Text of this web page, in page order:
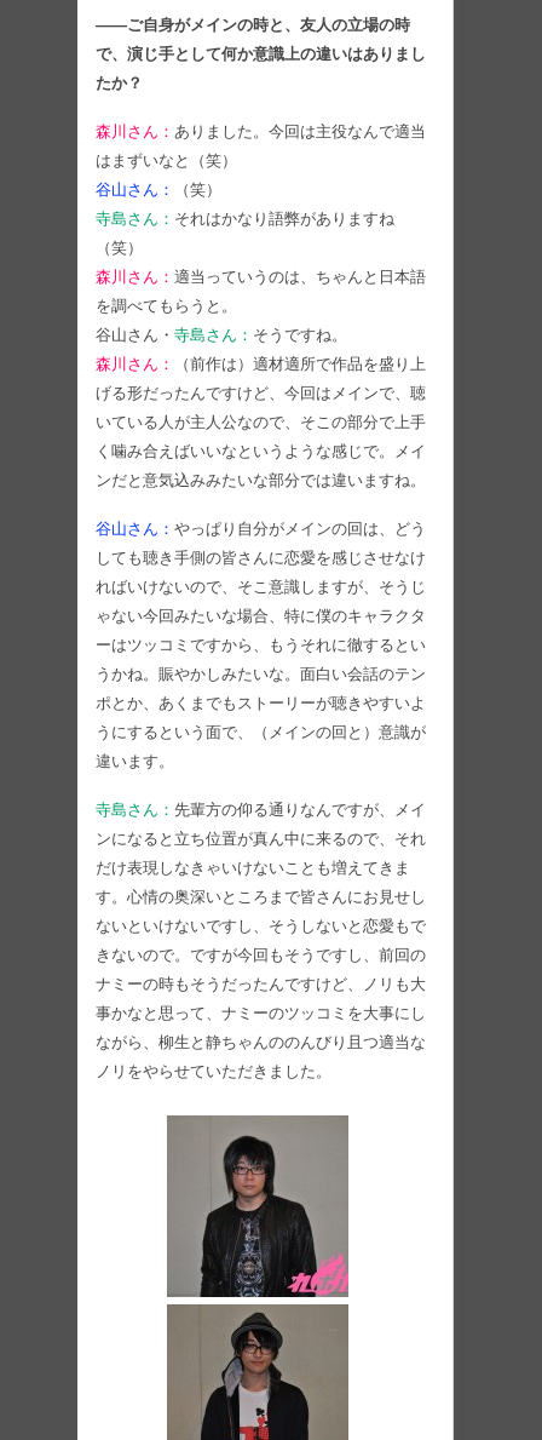
――ご自身がメインの時と、友人の立場の時
で、演じ手として何か意識上の違いはありまし
たか？
森川さん： ありました。今回は主役なんで適当
はまずいなと（笑）
谷山さん：
（笑）
寺島さん： それはかなり語弊がありますね
（笑）
森川さん： 適当っていうのは、ちゃんと日本語
を調べてもらうと。
谷山さん・ 寺島さん： そうですね。
森川さん：
（前作は）適材適所で作品を盛り上
げる形だったんですけど、今回はメインで、聴
いている人が主人公なので、そこの部分で上手
く噛み合えばいいなというような感じで。メイ
ンだと意気込みみたいな部分では違いますね。
谷山さん： やっぱり自分がメインの回は、どう
しても聴き手側の皆さんに恋愛を感じさせなけ
ればいけないので、そこ意識しますが、そうじ
ゃない今回みたいな場合、特に僕のキャラクタ
ーはツッコミですから、もうそれに徹するとい
うかね。賑やかしみたいな。面白い会話のテン
ポとか、あくまでもストーリーが聴きやすいよ
うにするという面で、（メインの回と）意識が
違います。
寺島さん： 先輩方の仰る通りなんですが、メイ
ンになると立ち位置が真ん中に来るので、それ
だけ表現しなきゃいけないことも増えてきま
す。心情の奥深いところまで皆さんにお見せし
ないといけないですし、そうしないと恋愛もで
きないので。ですが今回もそうですし、前回の
ナミーの時もそうだったんですけど、ノリも大
事かなと思って、ナミーのツッコミを大事にし
ながら、柳生と静ちゃんののんびり且つ適当な
ノリをやらせていただきました。